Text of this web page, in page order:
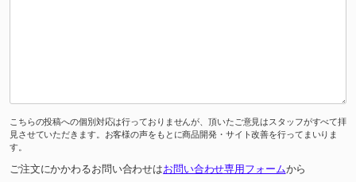
こちらの投稿への個別対応は行っておりませんが、頂いたご意見はスタッフがすべて拝
見させていただきます。お客様の声をもとに商品開発・サイト改善を行ってまいりま
す。
ご注文にかかわるお問い合わせはお問い合わせ専用フォームから